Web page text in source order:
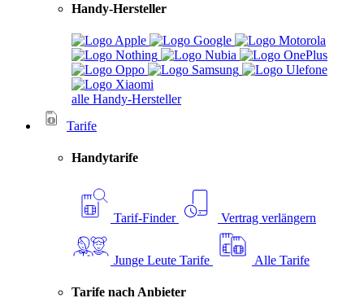
Handy-Hersteller
alle Handy-Hersteller
Tarife
Handytarife
Tarif-Finder Vertrag verlängern
Junge Leute Tarife Alle Tarife
Tarife nach Anbieter